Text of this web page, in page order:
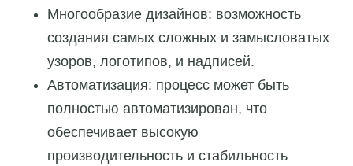
Многообразие дизайнов: возможность
создания самых сложных и замысловатых
узоров, логотипов, и надписей.
Автоматизация: процесс может быть
полностью автоматизирован, что
обеспечивает высокую
производительность и стабильность